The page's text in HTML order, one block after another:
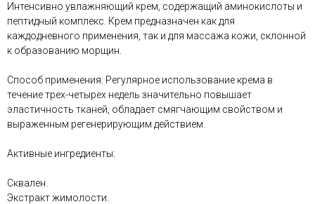
Интенсивно увлажняющий крем, содержащий аминокислоты и
пептидный комплекс. Крем предназначен как для
каждодневного применения, так и для массажа кожи, склонной
к образованию морщин.
Способ применения: Регулярное использование крема в
течение трех-четырех недель значительно повышает
эластичность тканей, обладает смягчающим свойством и
выраженным регенерирующим действием.
Активные ингредиенты:
Сквален.
Экстракт жимолости.